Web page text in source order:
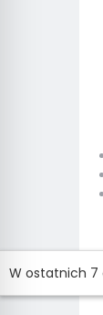
W ostatnich 7